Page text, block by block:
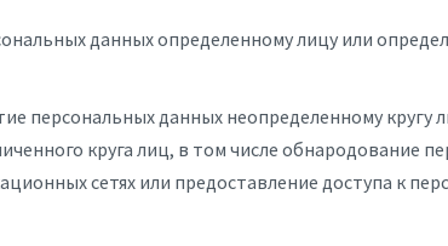
данных определенному лицу или
персональных данных неопределенному кругу
круга лиц, в том числе обнародование
сетях или предоставление доступа к